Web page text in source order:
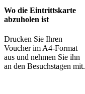
Wo die Eintrittskarte
abzuholen ist
Drucken Sie Ihren
Voucher im A4-Format
aus und nehmen Sie ihn
an den Besuchstagen mit.